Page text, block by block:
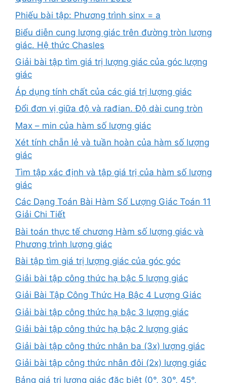
Phiếu bài tập: Phương trình sinx = a
Biểu diễn cung lượng giác trên đường tròn lượng
giác. Hệ thức Chasles
Giải bài tập tìm giá trị lượng giác của góc lượng
giác
Áp dụng tính chất của các giá trị lượng giác
Đổi đơn vị giữa độ và rađian. Độ dài cung tròn
Max – min của hàm số lượng giác
Xét tính chẵn lẻ và tuần hoàn của hàm số lượng
giác
Tìm tập xác định và tập giá trị của hàm số lượng
giác
Các Dạng Toán Bài Hàm Số Lượng Giác Toán 11
Giải Chi Tiết
Bài toán thực tế chương Hàm số lượng giác và
Phương trình lượng giác
Bài tập tìm giá trị lượng giác của góc góc
Giải bài tập công thức hạ bậc 5 lượng giác
Giải Bài Tập Công Thức Hạ Bậc 4 Lượng Giác
Giải bài tập công thức hạ bậc 3 lượng giác
Giải bài tập công thức hạ bậc 2 lượng giác
Giải bài tập công thức nhân ba (3x) lượng giác
Giải bài tập công thức nhân đôi (2x) lượng giác
Bảng giá trị lượng giác đặc biệt (0°, 30°, 45°,